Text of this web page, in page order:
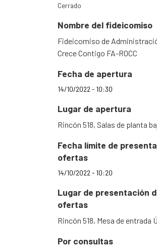
Cerrado
Nombre del fideicomiso
Fideicomiso de
Crece Contigo FA-ROCC
Fecha de apertura
14/10/2022 - 10:30
Lugar de apertura
Rincón 518, Salas de planta
Fecha límite de
ofertas
14/10/2022 - 10:20
Lugar de presentación
ofertas
Rincón 518, Mesa de entrada
Por consultas